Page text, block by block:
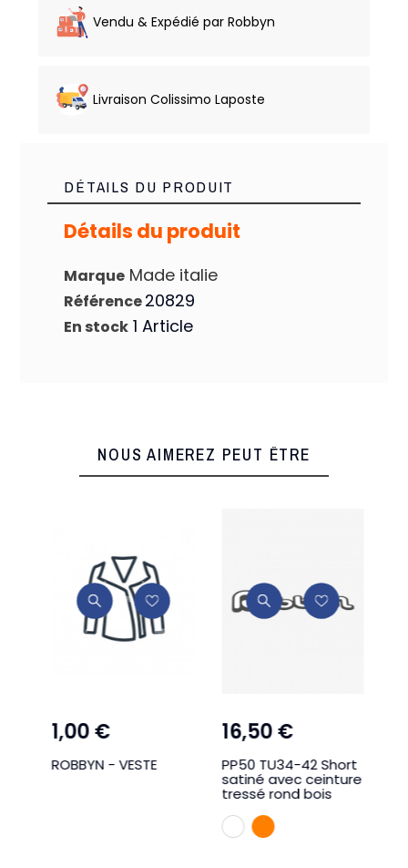
Vendu & Expédié par Robbyn
Livraison Colissimo Laposte
DÉTAILS DU PRODUIT
Détails du produit
Marque Made italie
Référence20829
En stock 1 Article
NOUS AIMEREZ PEUT ÊTRE
1,00 €
ROBBYN - VESTE
16,50 €
PP50 TU34-42 Short
satiné avec ceinture
tressé rond bois
BLANCORANGE